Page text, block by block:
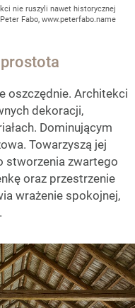
nie ruszyli nawet historycznej
Peter Fabo, www.peterfabo.name
oszczędnie. Architekci
dekoracji,
Dominującym
Towarzyszą jej
stworzenia zwartego
oraz przestrzenie
wrażenie spokojnej,